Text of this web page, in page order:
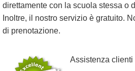
direttamente con la scuola stessa o
Inoltre, il nostro servizio è gratuito.
di prenotazione.
Assistenza